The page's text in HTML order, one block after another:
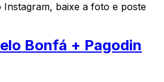
baixe a foto e poste
Bonfá + Pagodin